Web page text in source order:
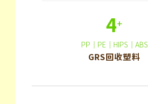
4+
PP｜PE｜HIPS｜ABS
GRS回收塑料